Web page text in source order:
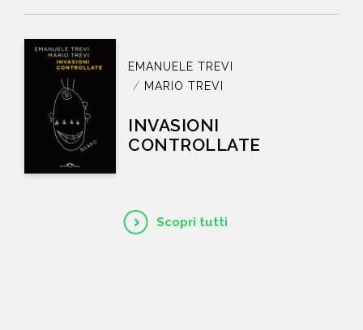
Scopri tutti
EMANUELE TREVI
MARIO TREVI
INVASIONI
CONTROLLATE